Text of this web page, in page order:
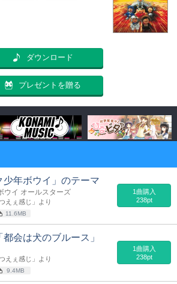
ダウンロード
プレゼントを贈る
少年ボウイ」のテーマ
ウイ オールスターズ
えぇ感じ」より
11.6MB
1曲購入
238pt
会は犬のブルース」
えぇ感じ」より
9.4MB
1曲購入
238pt